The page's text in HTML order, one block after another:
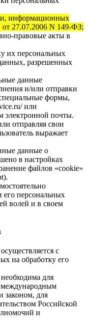
информационных
27.07.2006 N 149-ФЗ;
правовые акты в
их персональных
разрешенных
данные
и/или отправки
формы,
или
электронной почты.
отправляя свои
выражает
данные о
в настройках
файлов «cookie»
его персональных
волей и в своем
с
на обработку его
для
международным
законом, для
Российской
и